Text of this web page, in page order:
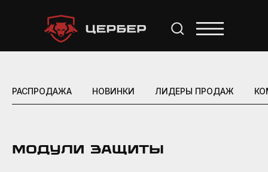
ЛИДЕРЫ ПРОДАЖ
НОВИНКИ
РАСПРОДАЖА
Модули защиты